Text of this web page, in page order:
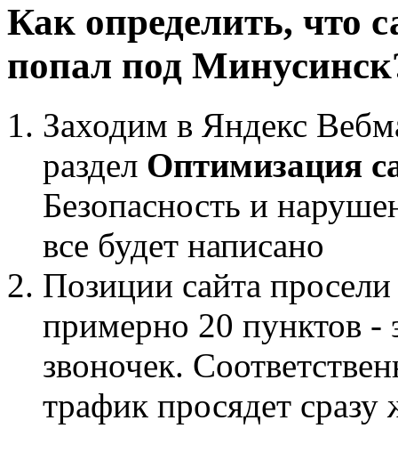
Как определить, что
попал под
Заходим в Яндекс
раздел Оптимизация
Безопасность и
все будет написано
Позиции сайта
примерно 20 пунктов -
звоночек.
трафик просядет сразу